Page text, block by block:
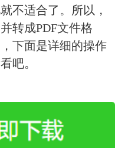
不适合了。所以，
转成PDF文件格
下面是详细的操作
吧。